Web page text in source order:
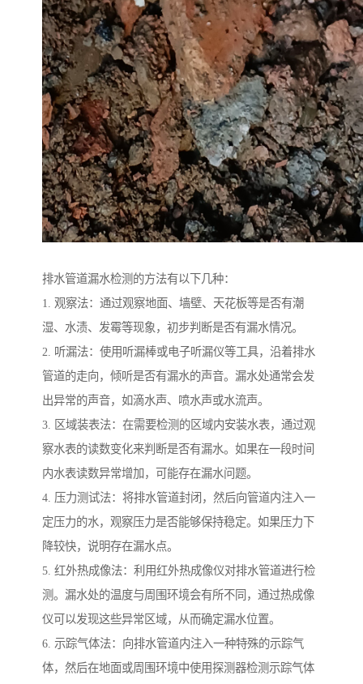
排水管道漏水检测的方法有以下几种：
1. 观察法：通过观察地面、墙壁、天花板等是否有潮
湿、水渍、发霉等现象，初步判断是否有漏水情况。
2. 听漏法：使用听漏棒或电子听漏仪等工具，沿着排水
管道的走向，倾听是否有漏水的声音。漏水处通常会发
出异常的声音，如滴水声、喷水声或水流声。
3. 区域装表法：在需要检测的区域内安装水表，通过观
察水表的读数变化来判断是否有漏水。如果在一段时间
内水表读数异常增加，可能存在漏水问题。
4. 压力测试法：将排水管道封闭，然后向管道内注入一
定压力的水，观察压力是否能够保持稳定。如果压力下
降较快，说明存在漏水点。
5. 红外热成像法：利用红外热成像仪对排水管道进行检
测。漏水处的温度与周围环境会有所不同，通过热成像
仪可以发现这些异常区域，从而确定漏水位置。
6. 示踪气体法：向排水管道内注入一种特殊的示踪气
体，然后在地面或周围环境中使用探测器检测示踪气体